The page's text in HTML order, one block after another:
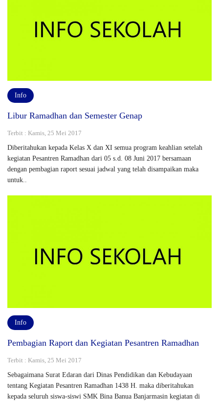
Info
Libur Ramadhan dan Semester Genap
Terbit : Kamis, 25 Mei 2017
Diberitahukan kepada Kelas X dan XI semua program keahlian setelah
kegiatan Pesantren Ramadhan dari 05 s.d. 08 Juni 2017 bersamaan
dengan pembagian raport sesuai jadwal yang telah disampaikan maka
untuk..
Info
Pembagian Raport dan Kegiatan Pesantren Ramadhan
Terbit : Kamis, 25 Mei 2017
Sebagaimana Surat Edaran dari Dinas Pendidikan dan Kebudayaan
tentang Kegiatan Pesantren Ramadhan 1438 H. maka diberitahukan
kepada seluruh siswa-siswi SMK Bina Banua Banjarmasin kegiatan di